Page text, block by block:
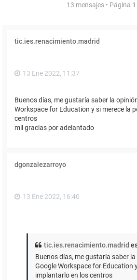
13 mensajes • Página 1
tic.ies.renacimiento.madrid
13 Ene 2022, 11:37
Buenos días, me gustaría saber la
Workspace for Education y si merece la
centros
mil gracias por adelantado
dgonzalezarroyo
13 Ene 2022, 16:40
tic.ies.renacimiento.madrid
Buenos días, me gustaría saber
Google Workspace for Education
implantarlo en los centros